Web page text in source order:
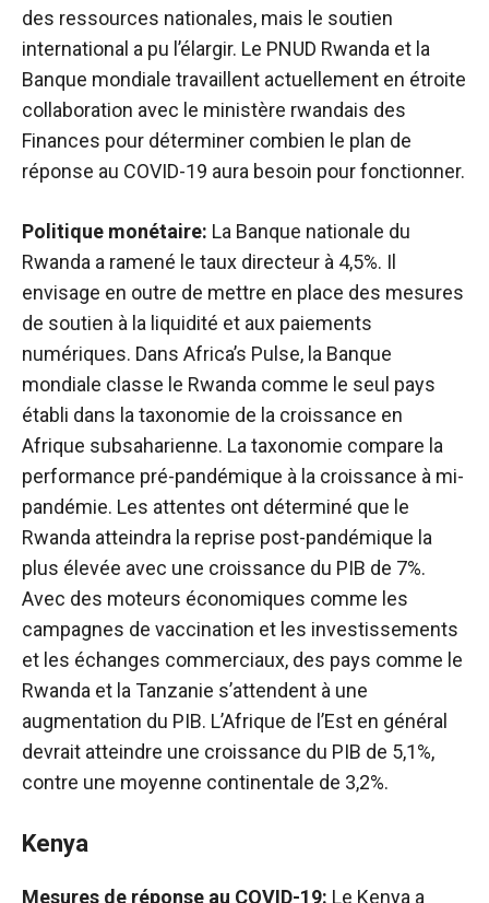
des ressources nationales, mais le soutien
international a pu l’élargir. Le PNUD Rwanda et la
Banque mondiale travaillent actuellement en étroite
collaboration avec le ministère rwandais des
Finances pour déterminer combien le plan de
réponse au COVID-19 aura besoin pour fonctionner.
Politique monétaire: La Banque nationale du
Rwanda a ramené le taux directeur à 4,5%. Il
envisage en outre de mettre en place des mesures
de soutien à la liquidité et aux paiements
numériques. Dans Africa’s Pulse, la Banque
mondiale classe le Rwanda comme le seul pays
établi dans la taxonomie de la croissance en
Afrique subsaharienne. La taxonomie compare la
performance pré-pandémique à la croissance à mi-
pandémie. Les attentes ont déterminé que le
Rwanda atteindra la reprise post-pandémique la
plus élevée avec une croissance du PIB de 7%.
Avec des moteurs économiques comme les
campagnes de vaccination et les investissements
et les échanges commerciaux, des pays comme le
Rwanda et la Tanzanie s’attendent à une
augmentation du PIB. L’Afrique de l’Est en général
devrait atteindre une croissance du PIB de 5,1%,
contre une moyenne continentale de 3,2%.
Kenya
Mesures de réponse au COVID-19: Le Kenya a